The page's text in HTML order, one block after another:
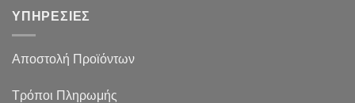
ΥΠΗΡΕΣΙΕΣ
Αποστολή Προϊόντων
Τρόποι Πληρωμής